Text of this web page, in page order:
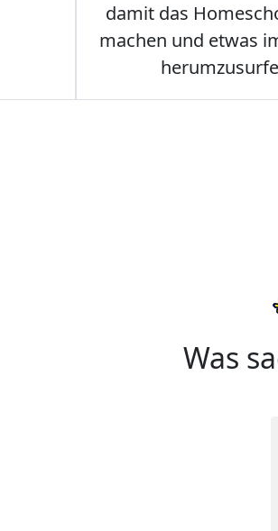
damit das
machen und etwas
Was